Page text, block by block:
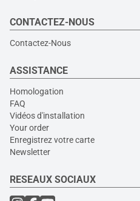
CONTACTEZ-NOUS
Contactez-Nous
ASSISTANCE
Homologation
FAQ
Vidéos d'installation
Your order
Enregistrez votre carte
Newsletter
RESEAUX SOCIAUX